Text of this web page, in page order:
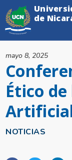
NOTICIAS
Ético
mayo 8, 2025
de